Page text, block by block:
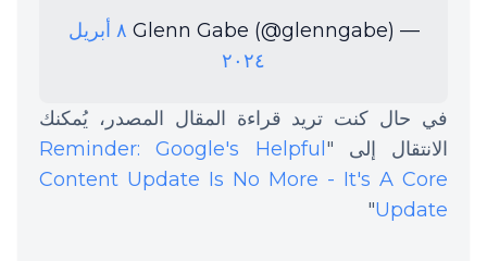
— Glenn Gabe (@glenngabe)
٨ أبريل
٢٠٢٤
في حال كنت تريد قراءة المقال المصدر، يُمكنك
الانتقال إلى " Reminder: Google's Helpful
Content Update Is No More - It's A Core
Update
"